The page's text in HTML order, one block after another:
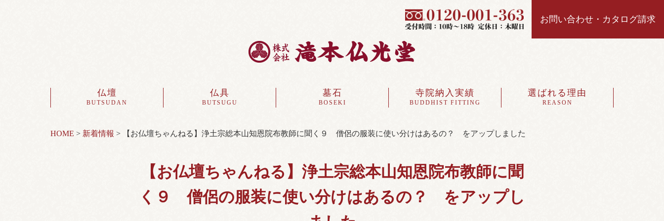
お問い合わせ・カタログ請求
仏壇
BUTSUDAN
仏具
BUTSUGU
墓石
BOSEKI
寺院納入実績
BUDDHIST FITTING
選ばれる理由
REASON
HOME > 新着情報 > 【お仏壇ちゃんねる】浄土宗総本山知恩院布教師に聞く９ 僧侶の服装に使い分けはあるの？ をアップしました
【お仏壇ちゃんねる】浄土宗総本山知恩院布教師に聞
く９ 僧侶の服装に使い分けはあるの？ をアップし